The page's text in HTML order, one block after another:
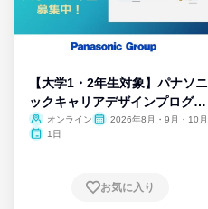
【大学1・2年生対象】パナソニ
ックキャリアデザインプログラ
ム
オンライン
2026年8月・9月・10月
1日
お気に入り